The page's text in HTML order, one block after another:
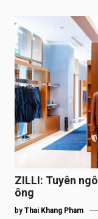
ZILLI: Tuyên
ông
by Thai Khang Pham